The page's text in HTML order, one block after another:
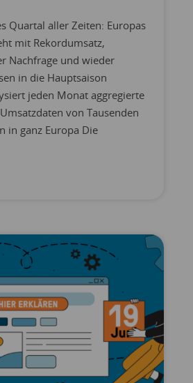
Quartal aller Zeiten: Europas
mit Rekordumsatz,
Nachfrage und wieder
in die Hauptsaison
jeden Monat aggregierte
von Tausenden
in ganz Europa Die